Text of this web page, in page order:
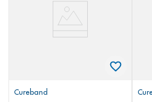
Cureband